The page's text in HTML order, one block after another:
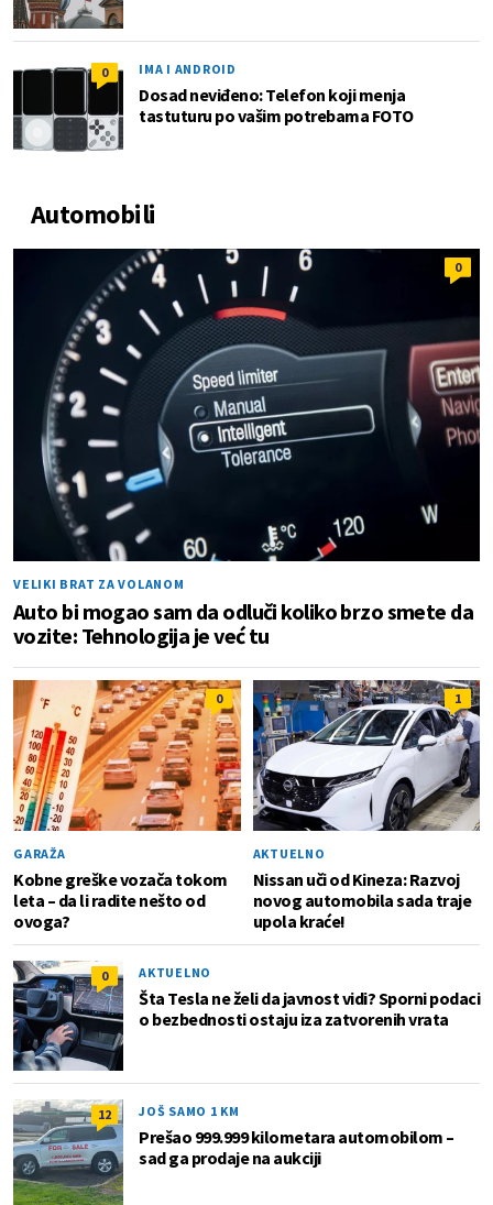
0 IMA I ANDROID
Dosad neviđeno: Telefon koji menja
tastuturu po vašim potrebama FOTO
Automobili
0
VELIKI BRAT ZA VOLANOM
Auto bi mogao sam da odluči koliko brzo smete da
vozite: Tehnologija je već tu
0
GARAŽA
Kobne greške vozača tokom
leta – da li radite nešto od
ovoga?
1
AKTUELNO
Nissan uči od Kineza: Razvoj
novog automobila sada traje
upola kraće!
0 AKTUELNO
Šta Tesla ne želi da javnost vidi? Sporni podaci
o bezbednosti ostaju iza zatvorenih vrata
12 JOŠ SAMO 1 KM
Prešao 999.999 kilometara automobilom –
sad ga prodaje na aukciji